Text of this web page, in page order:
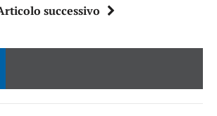
successivo